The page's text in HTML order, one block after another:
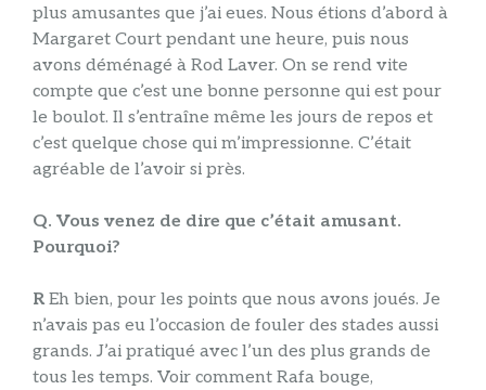
plus amusantes que j’ai eues. Nous étions d’abord à
Margaret Court pendant une heure, puis nous
avons déménagé à Rod Laver. On se rend vite
compte que c’est une bonne personne qui est pour
le boulot. Il s’entraîne même les jours de repos et
c’est quelque chose qui m’impressionne. C’était
agréable de l’avoir si près.
Q. Vous venez de dire que c’était amusant.
Pourquoi?
REh bien, pour les points que nous avons joués. Je
n’avais pas eu l’occasion de fouler des stades aussi
grands. J’ai pratiqué avec l’un des plus grands de
tous les temps. Voir comment Rafa bouge,